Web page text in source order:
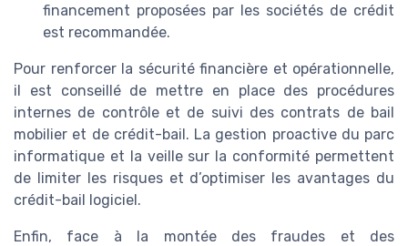
financement proposées par les sociétés de crédit
est recommandée.
Pour renforcer la sécurité financière et opérationnelle,
il est conseillé de mettre en place des procédures
internes de contrôle et de suivi des contrats de bail
mobilier et de crédit-bail. La gestion proactive du parc
informatique et la veille sur la conformité permettent
de limiter les risques et d’optimiser les avantages du
crédit-bail logiciel.
Enfin, face à la montée des fraudes et des